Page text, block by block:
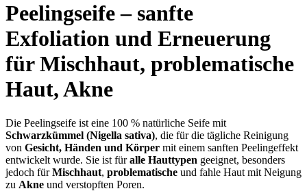
Peelingseife – sanfte
Exfoliation und Erneuerung
fürMischhaut, problematische
Haut,Akne
Die Peelingseife ist eine 100 % natürliche Seife mit
Schwarzkümmel (Nigella sativa), die für die tägliche Reinigung
von Gesicht, Händen und Körper mit einem sanften Peelingeffekt
entwickelt wurde. Sie ist füralle Hauttypen geeignet, besonders
jedoch fürMischhaut, problematische und fahle Haut mit Neigung
zu Akne und verstopften Poren.